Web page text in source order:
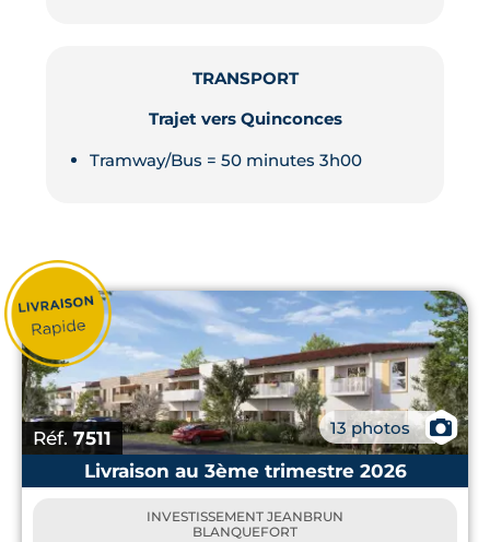
TRANSPORT
Trajet vers Quinconces
Tramway/Bus = 50 minutes 3h00
Réf. 7511 13 photos
📷
Livraison au 3ème trimestre 2026
INVESTISSEMENT JEANBRUN
BLANQUEFORT